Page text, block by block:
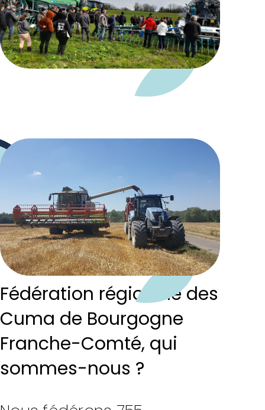
Fédération régionale des
Cuma de Bourgogne
Franche-Comté, qui
sommes-nous ?